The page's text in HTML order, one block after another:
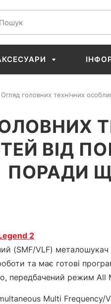
Огляд головних технічних
ВІД
ПОРАДИ
2
(SMF/VLF)
та має готові
передбачений режим
Multi